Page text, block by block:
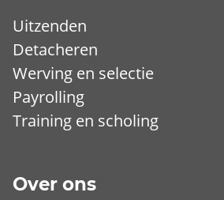
Uitzenden
Detacheren
Werving en selectie
Payrolling
Training en scholing
Over ons